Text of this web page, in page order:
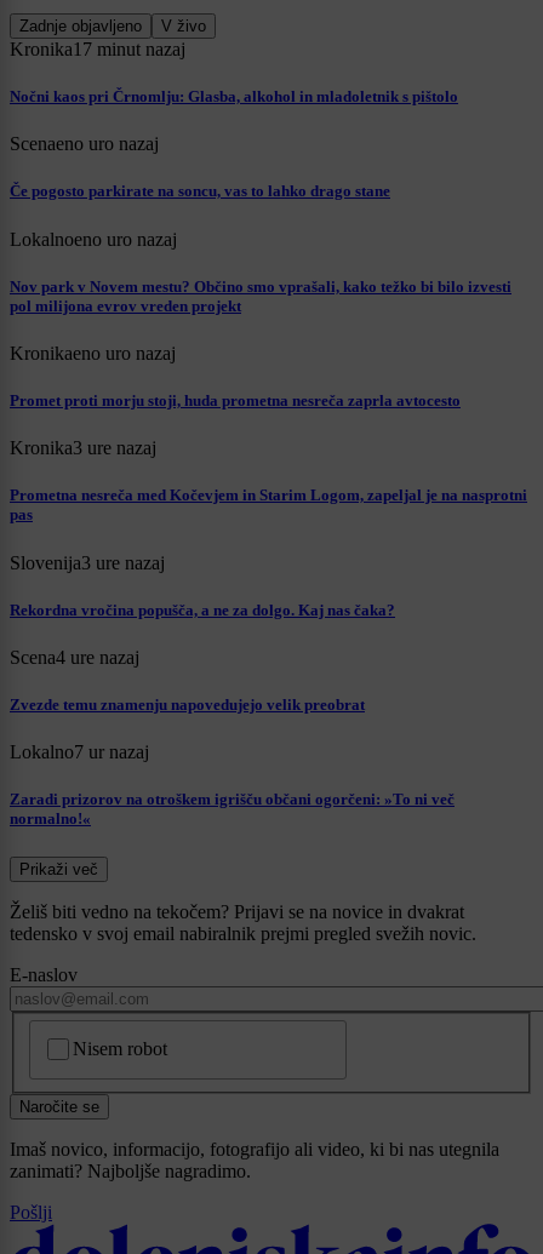
Zadnje objavljeno V živo
Kronika17 minut nazaj
Nočni kaos pri Črnomlju: Glasba, alkohol in mladoletnik s pištolo
Scenaeno uro nazaj
Če pogosto parkirate na soncu, vas to lahko drago stane
Lokalnoeno uro nazaj
Nov park v Novem mestu? Občino smo vprašali, kako težko bi bilo izvesti
pol milijona evrov vreden projekt
Kronikaeno uro nazaj
Promet proti morju stoji, huda prometna nesreča zaprla avtocesto
Kronika3 ure nazaj
Prometna nesreča med Kočevjem in Starim Logom, zapeljal je na nasprotni
pas
Slovenija3 ure nazaj
Rekordna vročina popušča, a ne za dolgo. Kaj nas čaka?
Scena4 ure nazaj
Zvezde temu znamenju napovedujejo velik preobrat
Lokalno7 ur nazaj
Zaradi prizorov na otroškem igrišču občani ogorčeni: »To ni več
normalno!«
Prikaži več
Želiš biti vedno na tekočem? Prijavi se na novice in dvakrat
tedensko v svoj email nabiralnik prejmi pregled svežih novic.
E-naslov
Nisem robot
Naročite se
Imaš novico, informacijo, fotografijo ali video, ki bi nas utegnila
zanimati? Najboljše nagradimo.
Pošlji